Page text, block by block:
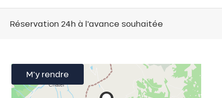
Réservation 24h à l'avance souhaitée
M'y rendre